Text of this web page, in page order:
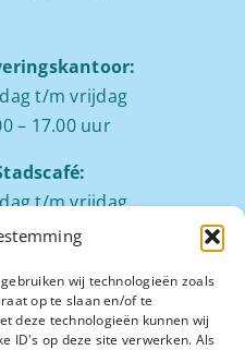
wij technologieën zoals
op te slaan en/of te
deze technologieën kunnen wij
ID's op deze site verwerken. Als
t/m vrijdag
– 17.00 uur
t/m vrijdag
– 17:00 uur
08.00 tot 12.00
13.00 tot 17.00